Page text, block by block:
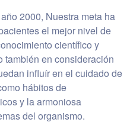
2000, Nuestra meta ha
el mejor nivel de
científico y
también en consideración
influír en el cuidado de
hábitos de
y la armoniosa
del organismo.